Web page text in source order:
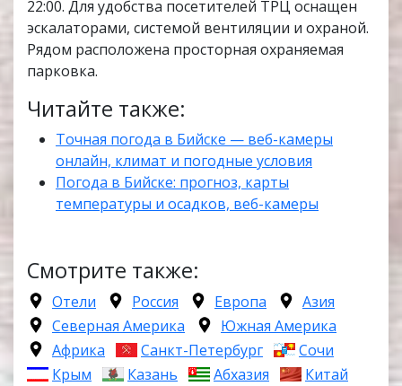
22:00. Для удобства посетителей ТРЦ оснащен
эскалаторами, системой вентиляции и охраной.
Рядом расположена просторная охраняемая
парковка.
Читайте также:
Точная погода в Бийске — веб-камеры
онлайн, климат и погодные условия
Погода в Бийске: прогноз, карты
температуры и осадков, веб-камеры
Смотрите также:
Отели Россия Европа
Азия
Северная Америка
Южная Америка
Африка
Санкт-Петербург
Сочи
Крым
Казань Абхазия Китай